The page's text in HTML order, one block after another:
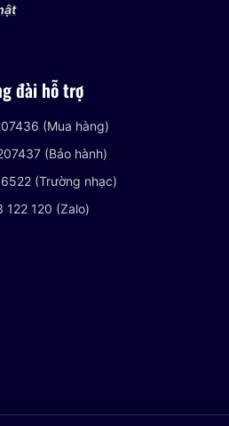
đài hỗ trợ
(Mua hàng)
(Bảo hành)
(Trường nhạc)
122 120 (Zalo)